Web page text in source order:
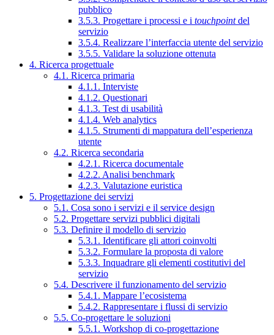
pubblico
3.5.3. Progettare i processi e i touchpointdel
servizio
3.5.4. Realizzare l’interfaccia utente del servizio
3.5.5. Validare la soluzione ottenuta
4. Ricerca progettuale
4.1. Ricerca primaria
4.1.1. Interviste
4.1.2. Questionari
4.1.3. Test di usabilità
4.1.4. Web analytics
4.1.5. Strumenti di mappatura dell’esperienza
utente
4.2. Ricerca secondaria
4.2.1. Ricerca documentale
4.2.2. Analisi benchmark
4.2.3. Valutazione euristica
5. Progettazione dei servizi
5.1. Cosa sono i servizi e il service design
5.2. Progettare servizi pubblici digitali
5.3. Definire il modello di servizio
5.3.1. Identificare gli attori coinvolti
5.3.2. Formulare la proposta di valore
5.3.3. Inquadrare gli elementi costitutivi del
servizio
5.4. Descrivere il funzionamento del servizio
5.4.1. Mappare l’ecosistema
5.4.2. Rappresentare i flussi di servizio
5.5. Co-progettare le soluzioni
5.5.1. Workshop di co-progettazione